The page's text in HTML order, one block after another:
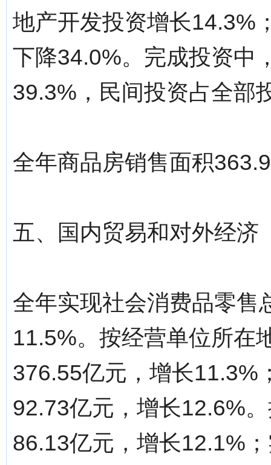
地产开发投资增长14.3%
下降34.0%。完成投资中
39.3%，民间投资占全部
全年商品房销售面积
五、国内贸易和对外经济
全年实现社会消费品零售
11.5%。按经营单位所在
376.55亿元，增长11.3%
92.73亿元，增长12.6%
86.13亿元，增长12.1%